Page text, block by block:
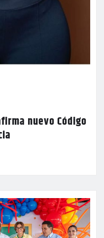
nuevo Código